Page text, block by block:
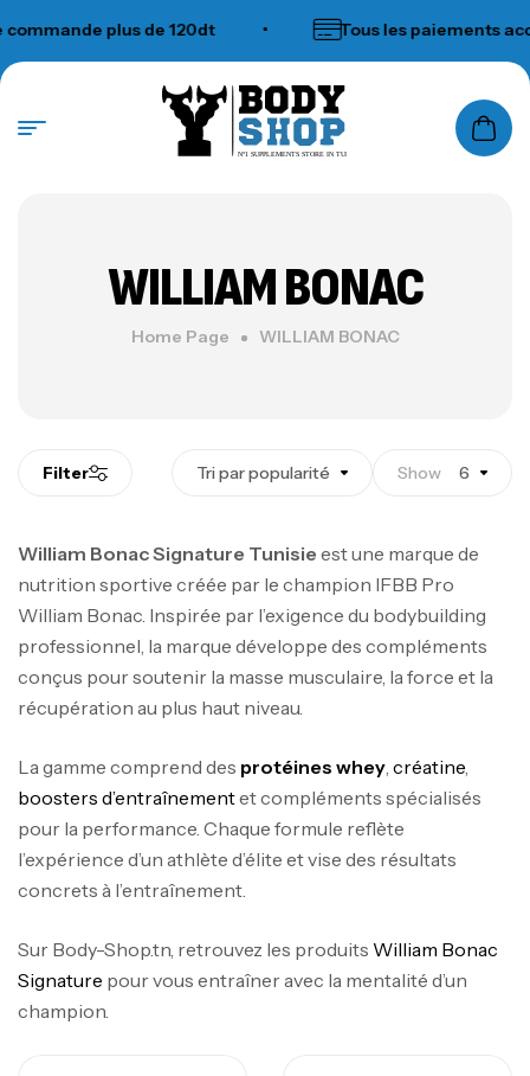
plus de 120dt Tous les paiements
N°1 SUPPLEMENTS STORE IN TUNISIA
WILLIAM BONAC
Home Page WILLIAM BONAC
Filter Tri par popularité Show 6
William Bonac Signature Tunisie est une marque de
nutrition sportive créée par le champion IFBB Pro
William Bonac. Inspirée par l’exigence du bodybuilding
professionnel, la marque développe des compléments
conçus pour soutenir la masse musculaire, la force et la
récupération au plus haut niveau.
La gamme comprend des protéines whey, créatine,
boosters d’entraînementet compléments spécialisés
pour la performance. Chaque formule reflète
l’expérience d’un athlète d’élite et vise des résultats
concrets à l’entraînement.
Sur Body-Shop.tn, retrouvez les produits William Bonac
Signature pour vous entraîner avec la mentalité d’un
champion.